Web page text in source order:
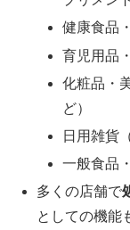
健康食品
育児用品
化粧品・
ど）
日用雑貨
一般食品
多くの店舗で
としての機能